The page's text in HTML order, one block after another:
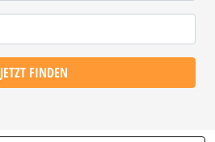
JETZT FINDEN